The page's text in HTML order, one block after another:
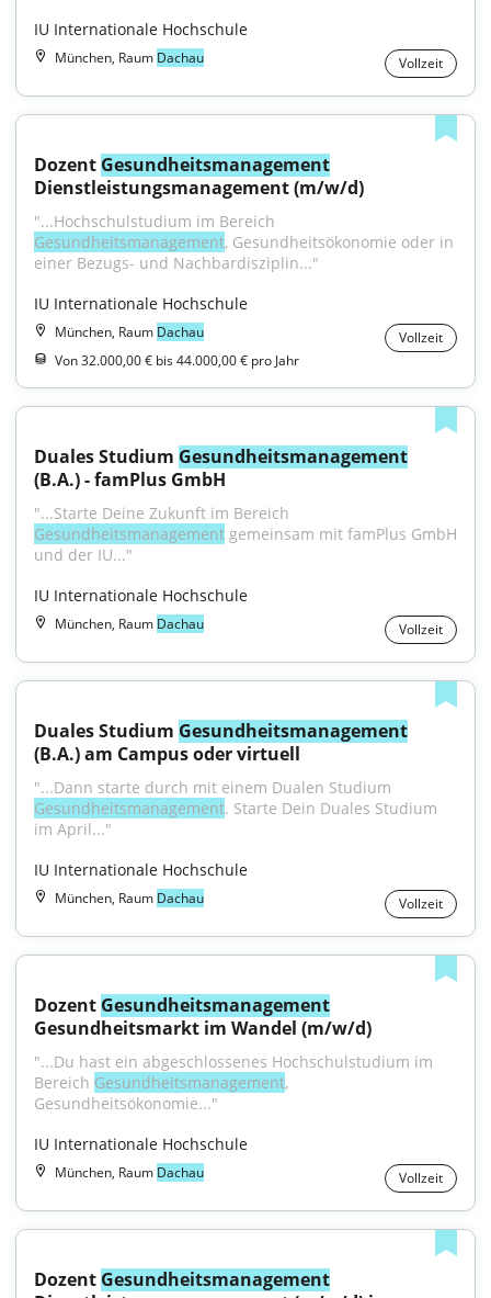
IU Internationale Hochschule
München, Raum Dachau Vollzeit
Dozent Gesundheitsmanagement
Dienstleistungsmanagement (m/w/d)
Gesundheitsmanagement, Gesundheitsökonomie oder in
einer Bezugs- und Nachbardisziplin..."
IU Internationale Hochschule
München, Raum Dachau
Vollzeit
Von 32.000,00 € bis 44.000,00 € pro Jahr
Duales Studium Gesundheitsmanagement
(B.A.) - famPlus GmbH
Gesundheitsmanagement gemeinsam mit famPlus GmbH
und der IU..."
IU Internationale Hochschule
München, Raum Dachau Vollzeit
Duales Studium Gesundheitsmanagement
(B.A.) am Campus oder virtuell
Gesundheitsmanagement. Starte Dein Duales Studium
im April..."
IU Internationale Hochschule
München, Raum Dachau Vollzeit
Dozent Gesundheitsmanagement
Gesundheitsmarkt im Wandel (m/w/d)
"...Du hast ein abgeschlossenes Hochschulstudium im
Bereich Gesundheitsmanagement,
Gesundheitsökonomie..."
IU Internationale Hochschule
München, Raum Dachau Vollzeit
Dozent Gesundheitsmanagement